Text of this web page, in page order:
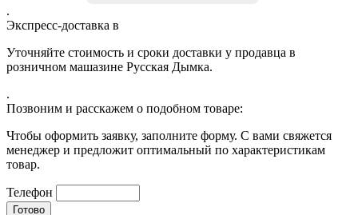
.
Экспресс-доставка в
Уточняйте стоимость и сроки доставки у продавца в
розничном машазине Русская Дымка.
.
Позвоним и расскажем о подобном товаре:
Чтобы оформить заявку, заполните форму. С вами свяжется
менеджер и предложит оптимальный по характеристикам
товар.
Телефон